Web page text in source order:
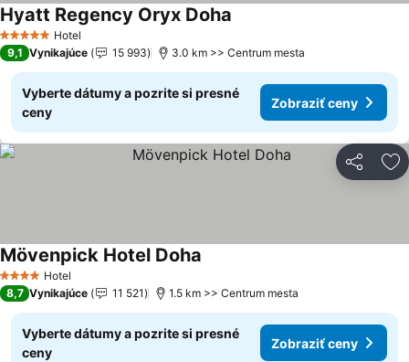
5 Počet hviezdičiek
Hotel
Hyatt Regency Oryx Doha
9,1 Vynikajúce 15 993 3.0 km >> Centrum mesta
Vyberte dátumy a pozrite si presné
ceny
Zobraziť ceny
Zdieľať
4 Počet hviezdičiek
Hotel
Mövenpick Hotel Doha
8,7 Vynikajúce 11 521 1.5 km >> Centrum mesta
Vyberte dátumy a pozrite si presné
ceny
Zobraziť ceny